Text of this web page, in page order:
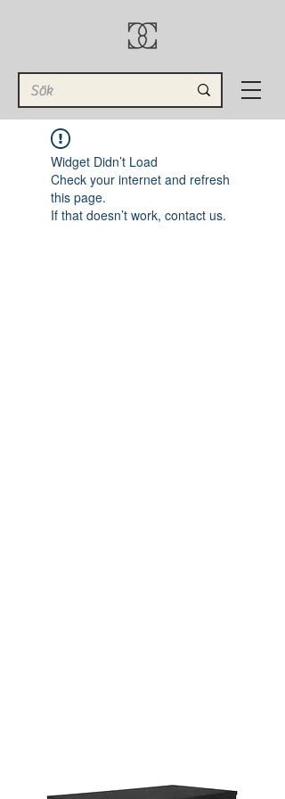
Widget Didn’t Load
Check your internet and refresh
this page.
If that doesn’t work, contact us.